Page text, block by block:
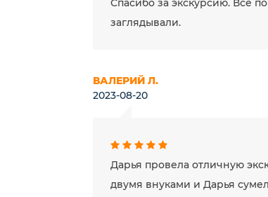
Спасибо за экскурсию. Все
заглядывали.
ВАЛЕРИЙ Л.
2023-08-20
Дарья провела отличную
двумя внуками и Дарья